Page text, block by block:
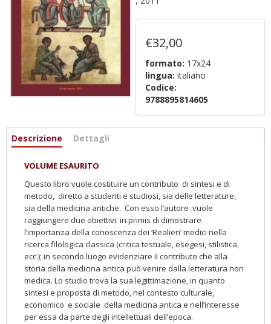
€32,00
formato: 17x24
lingua: italiano
Codice:
9788895814605
Informazioni
Descrizione (scheda
Dettagli
VOLUME ESAURITO
Questo libro vuole costituire un contributo di sintesi e di
metodo, diretto a studenti e studiosi, sia delle letterature,
sia della medicina antiche. Con esso l’autore vuole
raggiungere due obiettivi: in primis di dimostrare
l’importanza della conoscenza dei ‘Realien’ medici nella
ricerca filologica classica (critica testuale, esegesi, stilistica,
ecc.); in secondo luogo evidenziare il contributo che alla
storia della medicina antica può venire dalla letteratura non
medica. Lo studio trova la sua legittimazione, in quanto
sintesi e proposta di metodo, nel contesto culturale,
economico e sociale della medicina antica e nell’interesse
per essa da parte degli intellettuali dell’epoca.